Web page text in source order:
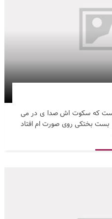
که سکوت اش صدا ی در می
بست بختکی روی صورت ام افتاد